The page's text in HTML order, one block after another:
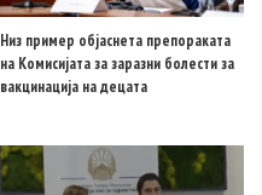
Низ пример објаснета препораката
на Комисијата за заразни болести за
вакцинација на децата